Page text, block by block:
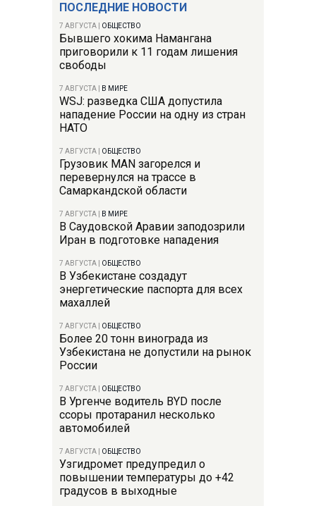
ПОСЛЕДНИЕ НОВОСТИ
7 АВГУСТА ОБЩЕСТВО
Бывшего хокима Намангана
приговорили к 11 годам лишения
свободы
7 АВГУСТА В МИРЕ
WSJ: разведка США допустила
нападение России на одну из стран
НАТО
7 АВГУСТА ОБЩЕСТВО
Грузовик MAN загорелся и
перевернулся на трассе в
Самаркандской области
7 АВГУСТА В МИРЕ
В Саудовской Аравии заподозрили
Иран в подготовке нападения
7 АВГУСТА ОБЩЕСТВО
В Узбекистане создадут
энергетические паспорта для всех
махаллей
7 АВГУСТА ОБЩЕСТВО
Более 20 тонн винограда из
Узбекистана не допустили на рынок
России
7 АВГУСТА ОБЩЕСТВО
В Ургенче водитель BYD после
ссоры протаранил несколько
автомобилей
7 АВГУСТА ОБЩЕСТВО
Узгидромет предупредил о
повышении температуры до +42
градусов в выходные